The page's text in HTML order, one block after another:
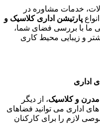
خدمات مشاوره در
پارتیشن اداری کلاسیک و
ما با بررسی فضای شما،
و زیبایی محیط کاری
اداری
مدرن و کلاسیک، از دیگر
اداری می توانید فضاهای
لازم را برای کارکنان